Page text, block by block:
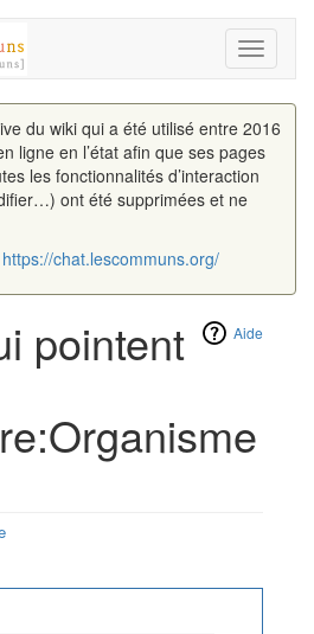
Toggle
du wiki qui a été utilisé entre 2016
ligne en l’état afin que ses pages
les fonctionnalités d’interaction
ont été supprimées et ne
https://chat.lescommuns.org/
Aide
pointent